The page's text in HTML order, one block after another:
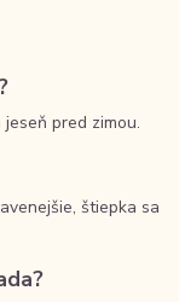
pred zimou.
štiepka sa